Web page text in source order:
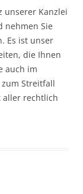
unserer Kanzlei
nehmen Sie
Es ist unser
die Ihnen
auch im
Streitfall
aller rechtlich